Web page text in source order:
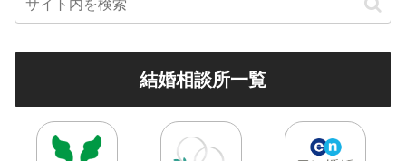
結婚相談所一覧